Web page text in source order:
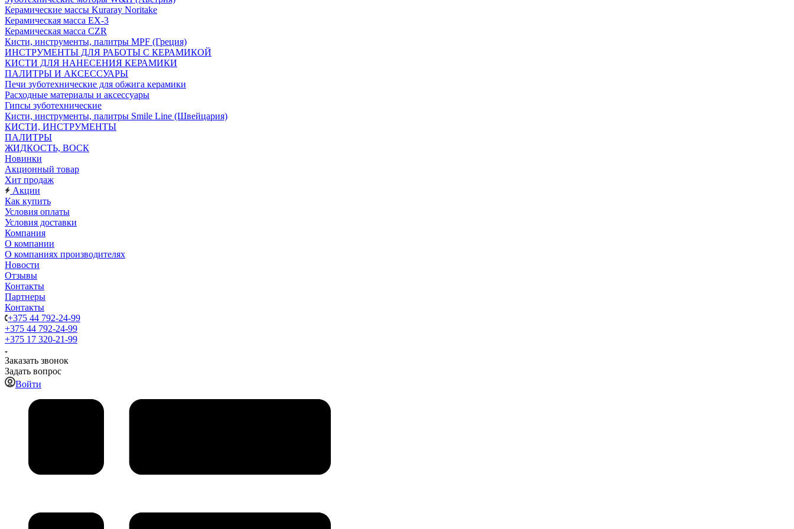
Керамические массы Kuraray Noritake
Керамическая масса EX-3
Керамическая масса CZR
Кисти, инструменты, палитры MPF (Греция)
ИНСТРУМЕНТЫ ДЛЯ РАБОТЫ С КЕРАМИКОЙ
КИСТИ ДЛЯ НАНЕСЕНИЯ КЕРАМИКИ
ПАЛИТРЫ И АКСЕССУАРЫ
Печи зуботехнические для обжига керамики
Расходные материалы и аксессуары
Гипсы зуботехнические
Кисти, инструменты, палитры Smile Line (Швейцария)
КИСТИ, ИНСТРУМЕНТЫ
ПАЛИТРЫ
ЖИДКОСТЬ, ВОСК
Новинки
Акционный товар
Хит продаж
Акции
Как купить
Условия оплаты
Условия доставки
Компания
О компании
О компаниях производителях
Новости
Отзывы
Контакты
Партнеры
Контакты
+375 44 792-24-99
+375 44 792-24-99
+375 17 320-21-99
Заказать звонок
Задать вопрос
Войти